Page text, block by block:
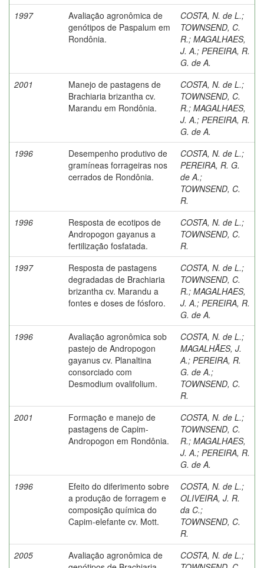
1997
Avaliação agronômica de
genótipos de Paspalum em
Rondônia.
COSTA, N. de L.;
TOWNSEND, C.
R.; MAGALHAES,
J. A.; PEREIRA, R.
G. de A.
2001
Manejo de pastagens de
Brachiaria brizantha cv.
Marandu em Rondônia.
COSTA, N. de L.;
TOWNSEND, C.
R.; MAGALHAES,
J. A.; PEREIRA, R.
G. de A.
1996
Desempenho produtivo de
gramíneas forrageiras nos
cerrados de Rondônia.
COSTA, N. de L.;
PEREIRA, R. G.
de A.;
TOWNSEND, C.
R.
1996
Resposta de ecotipos de
Andropogon gayanus a
fertilização fosfatada.
COSTA, N. de L.;
TOWNSEND, C.
R.
1997
Resposta de pastagens
degradadas de Brachiaria
brizantha cv. Marandu a
fontes e doses de fósforo.
COSTA, N. de L.;
TOWNSEND, C.
R.; MAGALHAES,
J. A.; PEREIRA, R.
G. de A.
1996
Avaliação agronômica sob
pastejo de Andropogon
gayanus cv. Planaltina
consorciado com
Desmodium ovalifolium.
COSTA, N. de L.;
MAGALHÃES, J.
A.; PEREIRA, R.
G. de A.;
TOWNSEND, C.
R.
2001
Formação e manejo de
pastagens de Capim-
Andropogon em Rondônia.
COSTA, N. de L.;
TOWNSEND, C.
R.; MAGALHAES,
J. A.; PEREIRA, R.
G. de A.
1996
Efeito do diferimento sobre
a produção de forragem e
composição química do
Capim-elefante cv. Mott.
COSTA, N. de L.;
OLIVEIRA, J. R.
da C.;
TOWNSEND, C.
R.
2005
Avaliação agronômica de
COSTA, N. de L.;